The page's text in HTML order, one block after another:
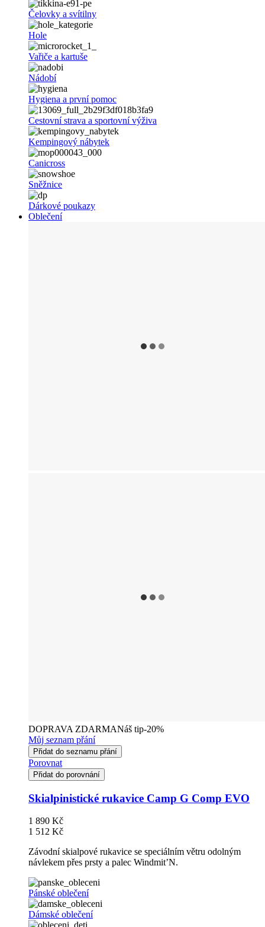
Čelovky a svítilny
Hole
Vařiče a kartuše
Nádobí
Hygiena a první pomoc
Cestovní strava a sportovní výživa
Kempingový nábytek
Canicross
Sněžnice
Dárkové poukazy
Oblečení
DOPRAVA ZDARMANáš tip-20%
Můj seznam přání
Přidat do seznamu přání
Porovnat
Přidat do porovnání
Skialpinistické rukavice Camp G Comp EVO
1 890 Kč
1 512 Kč
Závodní skialpové rukavice se speciálním větru odolným
návlekem přes prsty a palec Windmit’N.
Pánské oblečení
Dámské oblečení